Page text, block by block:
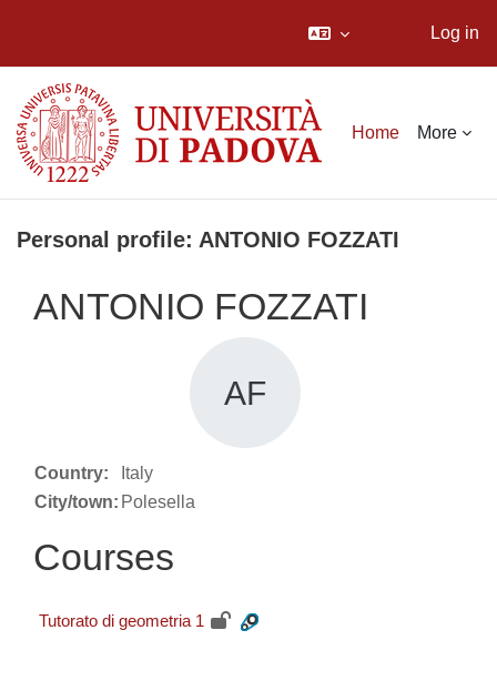
Log in
Home More
Personal profile: ANTONIO FOZZATI
ANTONIO FOZZATI
AF
Country:
Italy
City/town: Polesella
Courses
Tutorato di geometria 1